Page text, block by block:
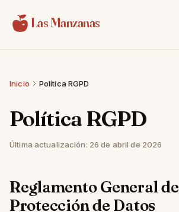
Las Manzanas
Inicio Política RGPD
Política RGPD
Última actualización: 26 de abril de 2026
Reglamento General de
Protección de Datos